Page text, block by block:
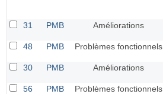
31 PMB Améliorations
48 PMB Problèmes fonctionnels
30 PMB Améliorations
56 PMB Problèmes fonctionnels